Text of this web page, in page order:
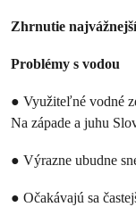
Zhrnutie
Problémy s vodou
● Využiteľné vodné
Na západe a juhu
● Výrazne ubudne
● Očakávajú sa